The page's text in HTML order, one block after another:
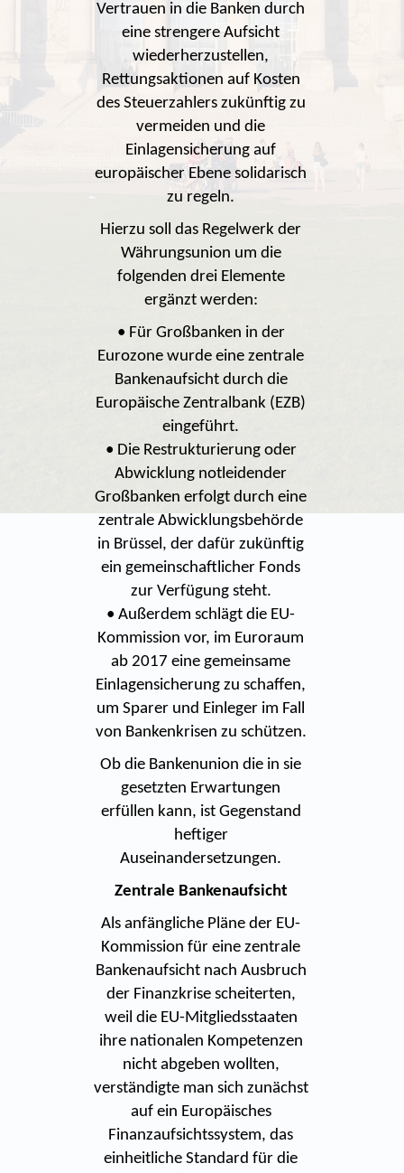
Vertrauen in die Banken durch
eine strengere Aufsicht
wiederherzustellen,
Rettungsaktionen auf Kosten
des Steuerzahlers zukünftig zu
vermeiden und die
Einlagensicherung auf
europäischer Ebene solidarisch
zu regeln.
Hierzu soll das Regelwerk der
Währungsunion um die
folgenden drei Elemente
ergänzt werden:
• Für Großbanken in der
Eurozone wurde eine zentrale
Bankenaufsicht durch die
Europäische Zentralbank (EZB)
eingeführt.
• Die Restrukturierung oder
Abwicklung notleidender
Großbanken erfolgt durch eine
zentrale Abwicklungsbehörde
in Brüssel, der dafür zukünftig
ein gemeinschaftlicher Fonds
zur Verfügung steht.
• Außerdem schlägt die EU-
Kommission vor, im Euroraum
ab 2017 eine gemeinsame
Einlagensicherung zu schaffen,
um Sparer und Einleger im Fall
von Bankenkrisen zu schützen.
Ob die Bankenunion die in sie
gesetzten Erwartungen
erfüllen kann, ist Gegenstand
heftiger
Auseinandersetzungen.
Zentrale Bankenaufsicht
Als anfängliche Pläne der EU-
Kommission für eine zentrale
Bankenaufsicht nach Ausbruch
der Finanzkrise scheiterten,
weil die EU-Mitgliedsstaaten
ihre nationalen Kompetenzen
nicht abgeben wollten,
verständigte man sich zunächst
auf ein Europäisches
Finanzaufsichtssystem, das
einheitliche Standard für die